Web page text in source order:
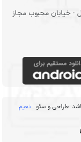
- خیابان محبوب مجاز
طراحی و سئو :نعیم